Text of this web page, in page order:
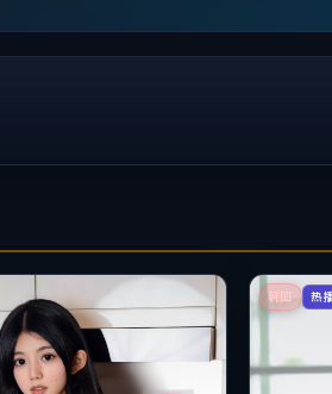
韩国 热